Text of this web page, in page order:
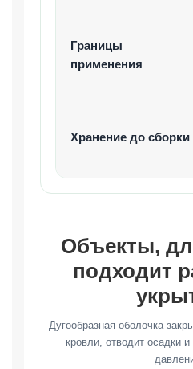
Границы
применения
Хранение до сборки
Объекты,
подходит
Дугообразная оболочка
кровли, отводит осадки